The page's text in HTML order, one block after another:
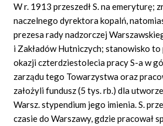
W r. 1913 przeszedł S. na emeryturę;
naczelnego dyrektora kopalń,
prezesa rady nadzorczej
i Zakładów Hutniczych; stanowisko to
okazji czterdziestolecia pracy S-a w
zarządu tego Towarzystwa oraz
założyli fundusz (5 tys. rb.) dla
Warsz. stypendium jego imienia. S.
czasie do Warszawy, gdzie pracował